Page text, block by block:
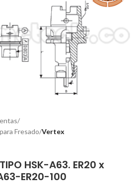
Fresado Vertex
HSK-A63. ER20 x
ER20-100